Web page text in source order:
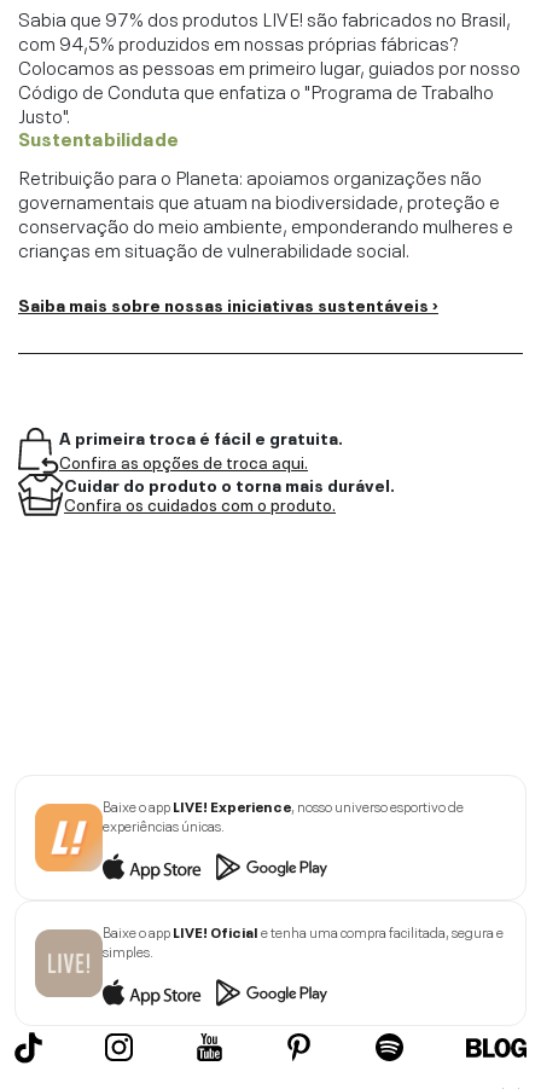
Sabia que 97% dos produtos LIVE! são fabricados no Brasil,
com 94,5% produzidos em nossas próprias fábricas?
Colocamos as pessoas em primeiro lugar, guiados por nosso
Código de Conduta que enfatiza o "Programa de Trabalho
Justo".
Sustentabilidade
Retribuição para o Planeta: apoiamos organizações não
governamentais que atuam na biodiversidade, proteção e
conservação do meio ambiente, emponderando mulheres e
crianças em situação de vulnerabilidade social.
Saiba mais sobre nossas iniciativas sustentáveis ›
A primeira troca é fácil e gratuita.
Confira as opções de troca aqui.
Cuidar do produto o torna mais durável.
Confira os cuidados com o produto.
Baixe o appLIVE! Experience , nosso universo esportivo de
experiências únicas.
Baixe o appLIVE! Oficiale tenha uma compra facilitada, segura e
simples.